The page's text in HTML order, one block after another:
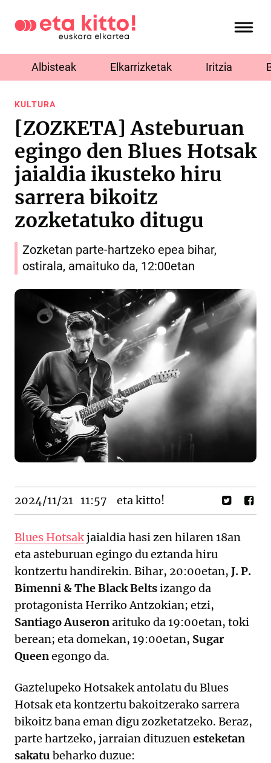
Albisteak Elkarrizketak Iritzia
KULTURA
[ZOZKETA] Asteburuan
egingo den Blues Hotsak
jaialdia ikusteko hiru
sarrera bikoitz
zozketatuko ditugu
Zozketan parte-hartzeko epea bihar,
ostirala, amaituko da, 12:00etan
2024/11/21 11:57 eta kitto!
Blues Hotsakjaialdia hasi zen hilaren 18an
eta asteburuan egingo du eztanda hiru
kontzertu handirekin. Bihar, 20:00etan, J. P.
Bimenni & The Black Beltsizango da
protagonista Herriko Antzokian; etzi,
Santiago Auseronarituko da 19:00etan, toki
berean; eta domekan, 19:00etan, Sugar
Queenegongo da.
Gaztelupeko Hotsakek antolatu du Blues
Hotsak eta kontzertu bakoitzerako sarrera
bikoitz bana eman digu zozketatzeko. Beraz,
parte hartzeko, jarraian dituzuen esteketan
sakatu beharko duzue: